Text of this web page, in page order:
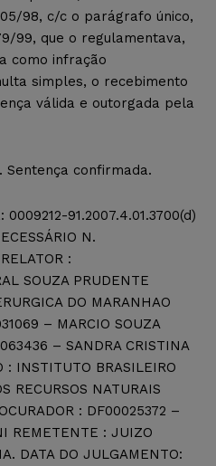
98, c/c o parágrafo único,
99, que o regulamentava,
como infração
simples, o recebimento
válida e outorgada pela
Sentença confirmada.
91.2007.4.01.3700(d)
N.
:
SOUZA PRUDENTE
DO MARANHAO
– MARCIO SOUZA
– SANDRA CRISTINA
: INSTITUTO BRASILEIRO
RECURSOS NATURAIS
: DF00025372 –
REMETENTE : JUIZO
DATA DO JULGAMENTO: